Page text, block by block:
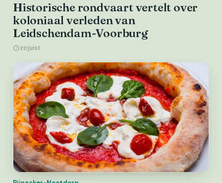
Historische rondvaart vertelt over
koloniaal verleden van
Leidschendam-Voorburg
zojuist